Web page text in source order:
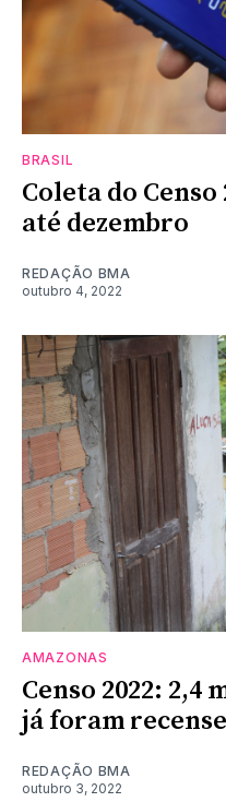
BRASIL
Coleta do
até dezembro
REDAÇÃO BMA
outubro 4, 2022
AMAZONAS
Censo 2022: 2,4
já foram
REDAÇÃO BMA
outubro 3, 2022